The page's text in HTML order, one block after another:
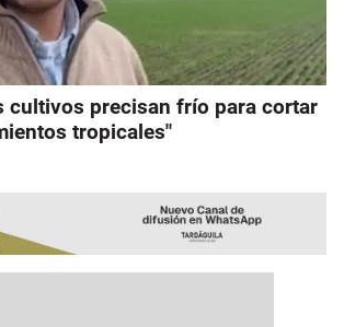
cultivos precisan frío para cortar
tropicales"